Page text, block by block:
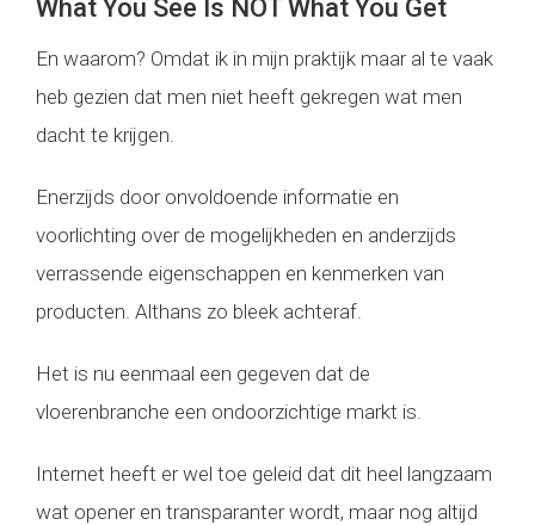
What You See Is NOT What You Get
En waarom? Omdat ik in mijn praktijk maar al te vaak
heb gezien dat men niet heeft gekregen wat men
dacht te krijgen.
Enerzijds door onvoldoende informatie en
voorlichting over de mogelijkheden en anderzijds
verrassende eigenschappen en kenmerken van
producten. Althans zo bleek achteraf.
Het is nu eenmaal een gegeven dat de
vloerenbranche een ondoorzichtige markt is.
Internet heeft er wel toe geleid dat dit heel langzaam
wat opener en transparanter wordt, maar nog altijd